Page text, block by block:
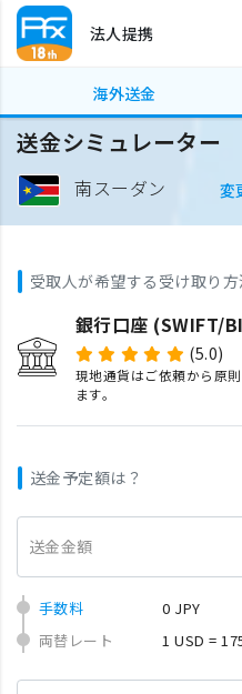
法人提携
海外送金
送金シミュレーター
南スーダン 変
受取人が希望する受け取り方
銀行口座 (SWIFT/
(5.0)
現地通貨はご依頼から原
ます。
送金予定額は？
送金金額
手数料
0 JPY
両替レート
1 USD =